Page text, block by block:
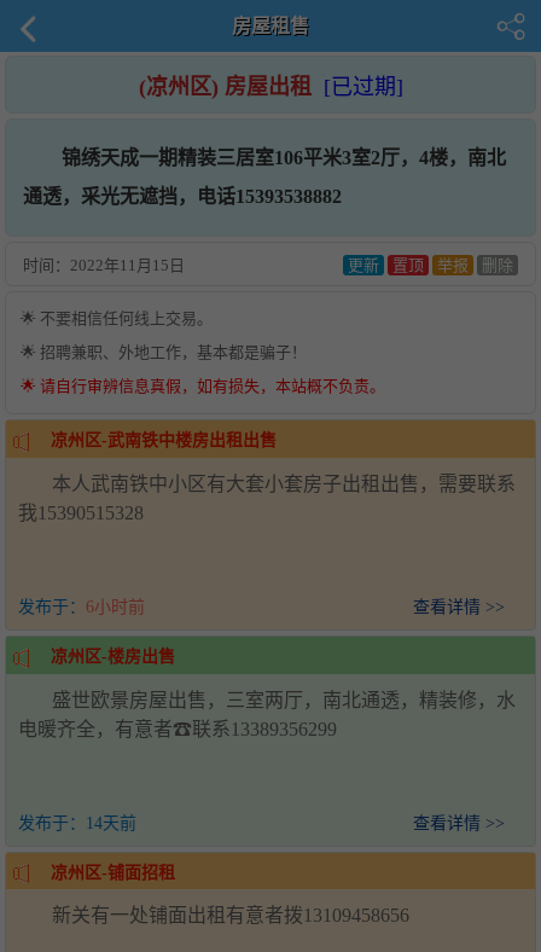
房屋租售
(凉州区) 房屋出租 [已过期]
锦绣天成一期精装三居室106平米3室2厅，4楼，南北
通透，采光无遮挡，电话15393538882
时间： 2022年11月15日 更新 置顶 举报 删除
🌟 不要相信任何线上交易。
🌟 招聘兼职、外地工作，基本都是骗子！
🌟 请自行审辨信息真假，如有损失，本站概不负责。
凉州区-武南铁中楼房出租出售
本人武南铁中小区有大套小套房子出租出售，需要联系
我15390515328
发布于： 6小时前 查看详情 >>
凉州区-楼房出售
盛世欧景房屋出售，三室两厅，南北通透，精装修，水
电暖齐全，有意者☎联系13389356299
发布于： 14天前 查看详情 >>
凉州区-铺面招租
新关有一处铺面出租有意者拨13109458656